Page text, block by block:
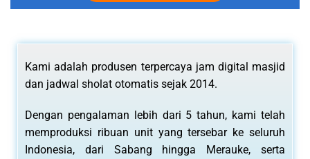
Kami adalah produsen terpercaya jam digital masjid
dan jadwal sholat otomatis sejak 2014.
Dengan pengalaman lebih dari 5 tahun, kami telah
memproduksi ribuan unit yang tersebar ke seluruh
Indonesia, dari Sabang hingga Merauke, serta